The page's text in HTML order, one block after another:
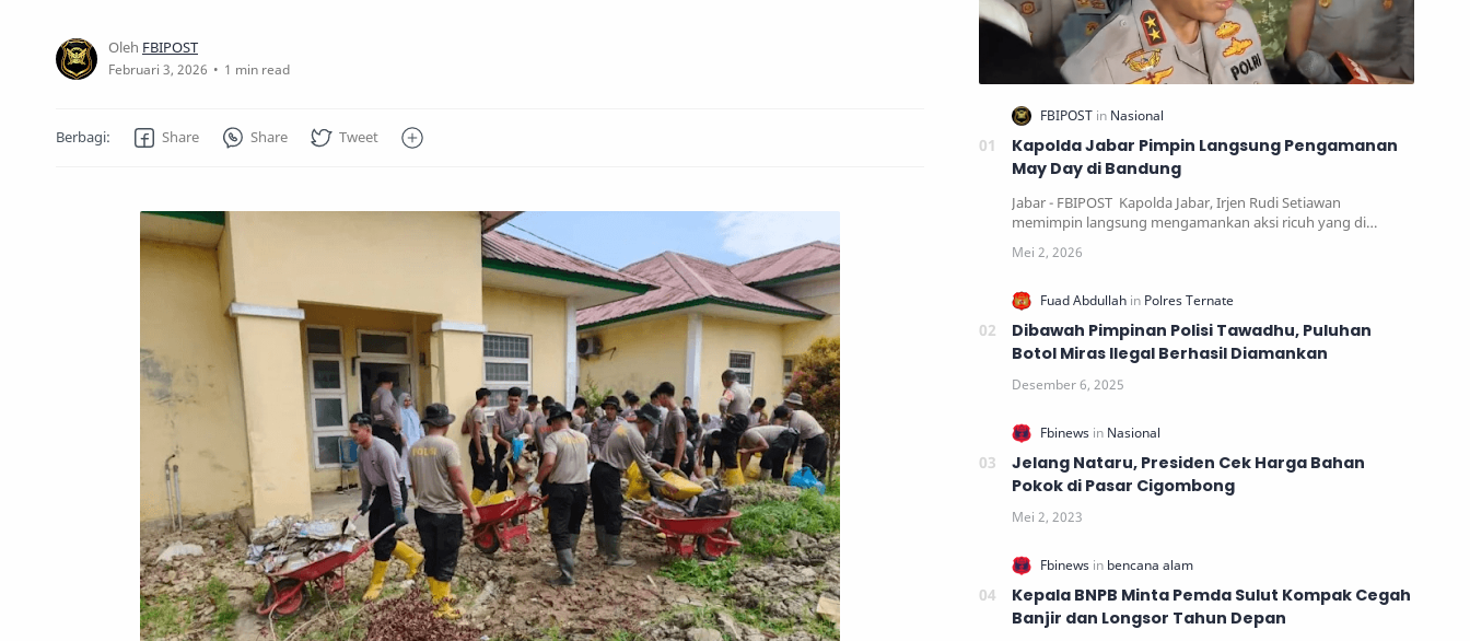
1 min read
Kapolda Jabar Pimpin Langsung Pengamanan
May Day di Bandung
Jabar - FBIPOST Kapolda Jabar, Irjen Rudi Setiawan
memimpin langsung mengamankan aksi ricuh yang di…
Dibawah Pimpinan Polisi Tawadhu, Puluhan
Botol Miras Ilegal Berhasil Diamankan
Jelang Nataru, Presiden Cek Harga Bahan
Pokok di Pasar Cigombong
Kepala BNPB Minta Pemda Sulut Kompak Cegah
Banjir dan Longsor Tahun Depan